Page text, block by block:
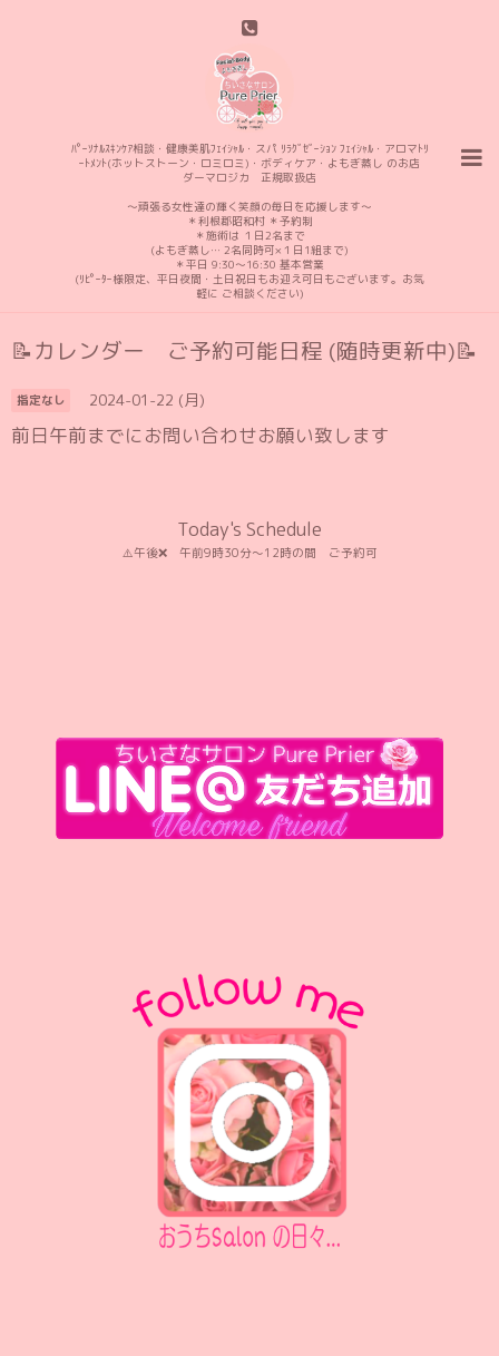
ﾊﾟｰｿﾅﾙｽｷﾝｹｱ相談・健康美肌ﾌｪｲｼｬﾙ・スパ ﾘﾗｸﾞｾﾞｰｼｮﾝ ﾌｪｲｼｬﾙ・アロマﾄﾘ
ｰﾄﾒﾝﾄ(ホットストーン・ロミロミ)・ボディケア・よもぎ蒸し のお店
ダーマロジカ 正規取扱店
〜頑張る女性達の輝く笑顔の毎日を応援します〜
＊利根郡昭和村 ＊予約制
＊施術は １日2名まで
(よもぎ蒸し… 2名同時可×１日1組まで)
＊平日 9:30〜16:30 基本営業
(ﾘﾋﾟｰﾀｰ様限定、平日夜間・土日祝日もお迎え可日もございます。お気
軽に ご相談ください)
📝カレンダー ご予約可能日程 (随時更新中)📝
指定なし 2024-01-22 (月)
前日午前までにお問い合わせお願い致します
Today's Schedule
⚠️午後❌️ 午前9時30分〜12時の間 ご予約可